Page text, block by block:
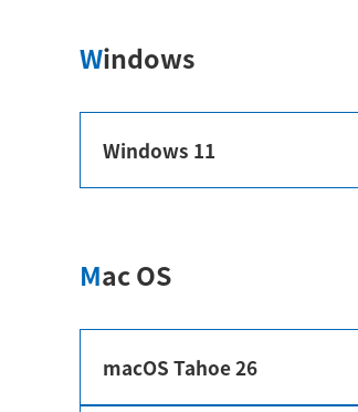
Windows
Windows 11
Mac OS
macOS Tahoe 26